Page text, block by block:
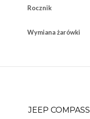
Rocznik
Wymiana żarówki
JEEP COMPASS